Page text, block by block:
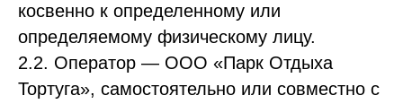
косвенно к определенному или
определяемому физическому лицу.
2.2. Оператор — ООО «Парк Отдыха
Тортуга», самостоятельно или совместно с